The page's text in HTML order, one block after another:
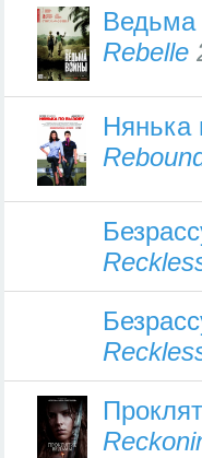
Ведьма
Rebelle
Нянька